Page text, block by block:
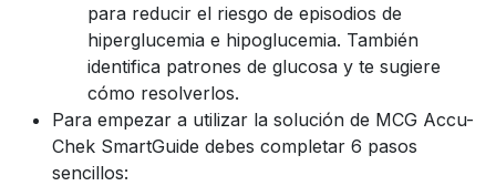
para reducir el riesgo de episodios de
hiperglucemia e hipoglucemia. También
identifica patrones de glucosa y te sugiere
cómo resolverlos.
Para empezar a utilizar la solución de MCG Accu-
Chek SmartGuide debes completar 6 pasos
sencillos: